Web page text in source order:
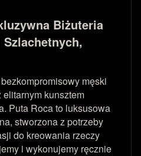
Biżuteria
męski
kunsztem
Puta Roca to luksusowa
stworzona z potrzeby
do kreowania rzeczy
i wykonujemy ręcznie